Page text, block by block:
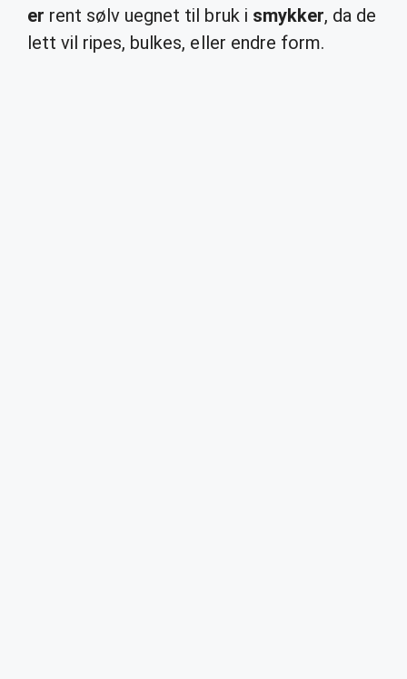
er rent sølv uegnet til bruk i smykker, da de
lett vil ripes, bulkes, eller endre form.